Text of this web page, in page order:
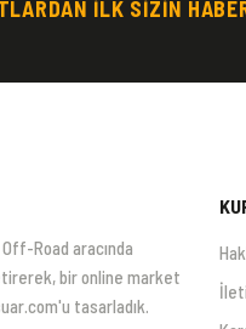
İLK SİZİN
Road aracında
bir online market
tasarladık.